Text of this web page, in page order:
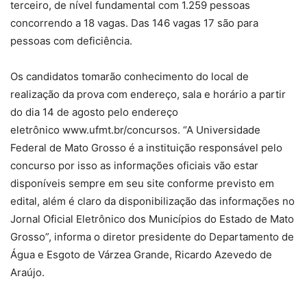
terceiro, de nível fundamental com 1.259 pessoas
concorrendo a 18 vagas. Das 146 vagas 17 são para
pessoas com deficiência.
Os candidatos tomarão conhecimento do local de
realização da prova com endereço, sala e horário a partir
do dia 14 de agosto pelo endereço
eletrônico www.ufmt.br/concursos. “A Universidade
Federal de Mato Grosso é a instituição responsável pelo
concurso por isso as informações oficiais vão estar
disponíveis sempre em seu site conforme previsto em
edital, além é claro da disponibilização das informações no
Jornal Oficial Eletrônico dos Municípios do Estado de Mato
Grosso”, informa o diretor presidente do Departamento de
Água e Esgoto de Várzea Grande, Ricardo Azevedo de
Araújo.